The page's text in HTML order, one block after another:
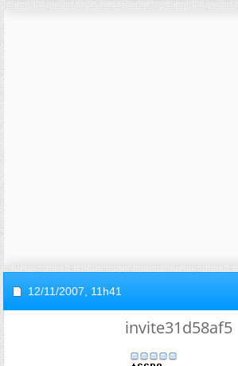
12/11/2007, 11h41
invite31d58af5